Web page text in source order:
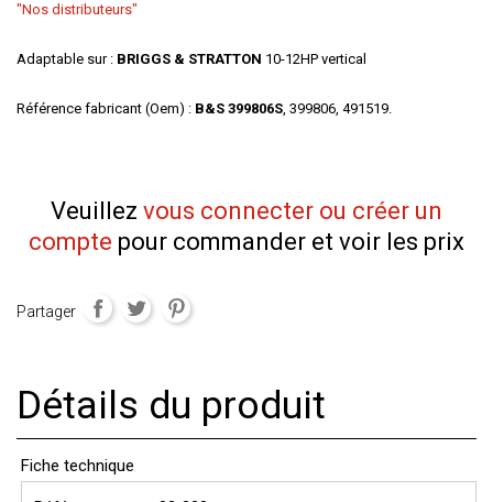
"Nos distributeurs"
Adaptable sur : BRIGGS & STRATTON 10-12HP vertical
Référence fabricant (Oem) : B&S 399806S, 399806, 491519.
Veuillez vous connecter ou créer un
compte pour commander et voir les prix
Partager
Détails du produit
Fiche technique